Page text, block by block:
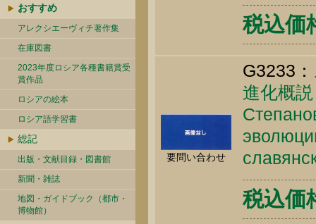
おすすめ
アレクシエーヴィチ著作集
在庫図書
2023年度ロシア各種書籍賞受
賞作品
ロシアの絵本
ロシア語学習書
総記
出版・文献目録・図書館
新聞・雑誌
地図・ガイドブック（都市・
博物館）
税込価
要問い合わせ
G3233：
進化概説
税込価